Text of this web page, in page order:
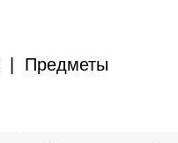
Предметы